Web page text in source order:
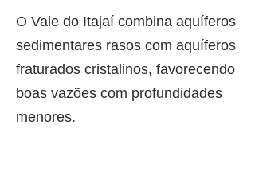
O Vale do Itajaí combina aquíferos
sedimentares rasos com aquíferos
fraturados cristalinos, favorecendo
boas vazões com profundidades
menores.